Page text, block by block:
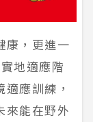
康，更進一
地適應階
應訓練，
來能在野外